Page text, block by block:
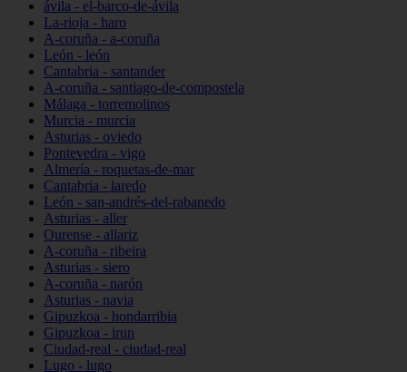
ávila - el-barco-de-ávila
La-rioja - haro
A-coruña - a-coruña
León - león
Cantabria - santander
A-coruña - santiago-de-compostela
Málaga - torremolinos
Murcia - murcia
Asturias - oviedo
Pontevedra - vigo
Almería - roquetas-de-mar
Cantabria - laredo
León - san-andrés-del-rabanedo
Asturias - aller
Ourense - allariz
A-coruña - ribeira
Asturias - siero
A-coruña - narón
Asturias - navia
Gipuzkoa - hondarribia
Gipuzkoa - irun
Ciudad-real - ciudad-real
Lugo - lugo